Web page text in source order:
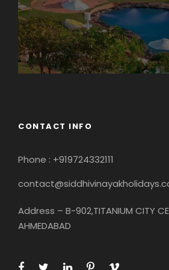
CONTACT INFO
Phone : +919724332111
Address – B-902,TITANIUM CITY
AHMEDABAD